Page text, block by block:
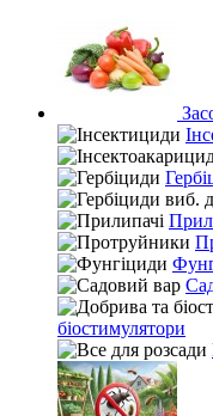
біостимулятори